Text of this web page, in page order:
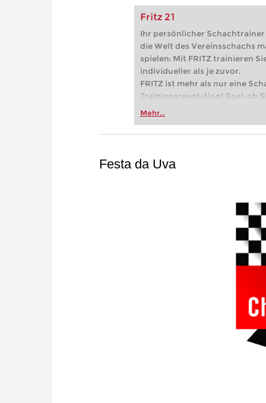
Fritz 21
Ihr persönlicher
die Welt des Vereinsschachs
spielen: Mit FRITZ trainieren
individueller als je zuvor.
FRITZ ist mehr als nur eine
Trainingsrevolution! Egal, ob
Vereinsschachs machen oder
zuvor.
Mehr...
Festa da Uva